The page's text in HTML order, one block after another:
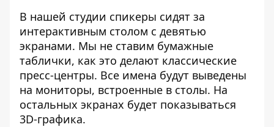
В нашей студии спикеры сидят за
интерактивным столом с девятью
экранами. Мы не ставим бумажные
таблички, как это делают классические
пресс-центры. Все имена будут выведены
на мониторы, встроенные в столы. На
остальных экранах будет показываться
3D-графика.